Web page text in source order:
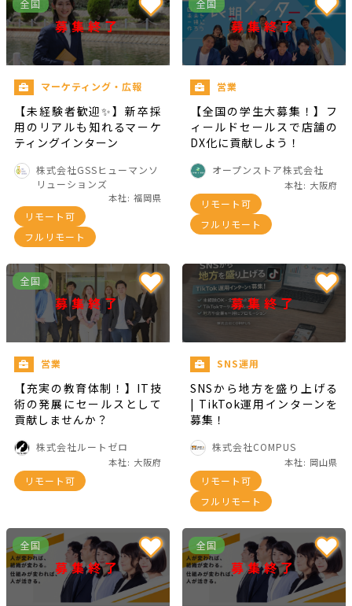
全国
募集終了
マーケティング・広報
【未経験者歓迎✨】新卒採
用のリアルも知れるマーケ
ティングインターン
株式会社GSSヒューマンソ
リューションズ
本社: 福岡県
リモート可
フルリモート
全国
募集終了
営業
【全国の学生大募集！】フ
ィールドセールスで店舗の
DX化に貢献しよう！
オープンストア株式会社
本社: 大阪府
リモート可
フルリモート
全国
募集終了
営業
【充実の教育体制！】IT技
術の発展にセールスとして
貢献しませんか？
株式会社ルートゼロ
本社: 大阪府
リモート可
募集終了
SNS運用
SNSから地方を盛り上げる
| TikTok運用インターンを
募集！
株式会社COMPUS
本社: 岡山県
リモート可
フルリモート
全国
募集終了
全国
募集終了